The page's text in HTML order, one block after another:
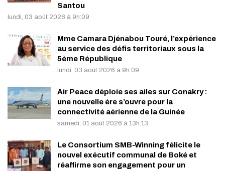
Santou
lundi, 03 août 2026 à 9h:09
Mme Camara Djénabou Touré, l’expérience
au service des défis territoriaux sous la
5ème République
lundi, 03 août 2026 à 9h:09
Air Peace déploie ses ailes sur Conakry :
une nouvelle ère s’ouvre pour la
connectivité aérienne de la Guinée
samedi, 01 août 2026 à 13h:13
Le Consortium SMB-Winning félicite le
nouvel exécutif communal de Boké et
réaffirme son engagement pour un